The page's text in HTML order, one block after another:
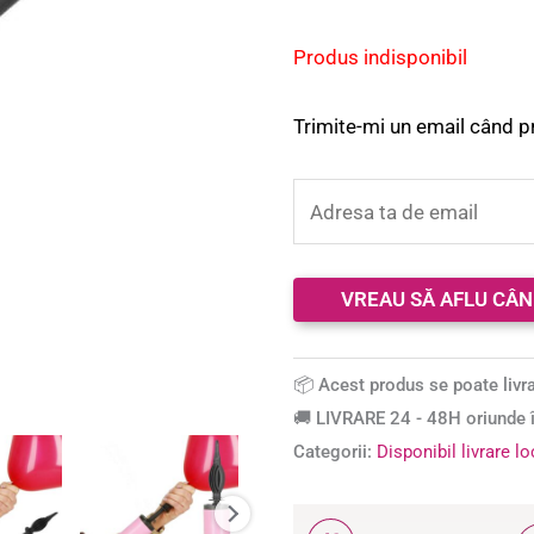
Produs indisponibil
Trimite-mi un email când
📦 Acest produs se poate
🚚 LIVRARE 24 - 48H
Categorii: Disponibil livrare